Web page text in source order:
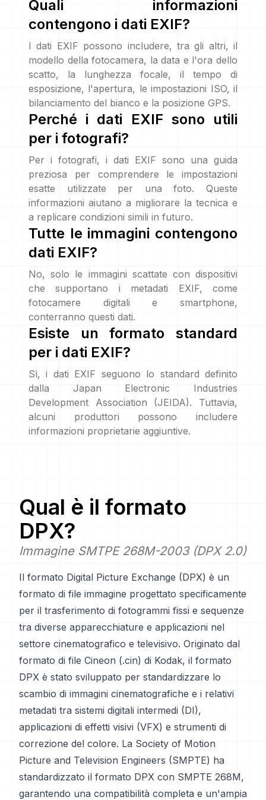
Quali informazioni
contengono i dati EXIF?
I dati EXIF possono includere, tra gli altri, il
modello della fotocamera, la data e l'ora dello
scatto, la lunghezza focale, il tempo di
esposizione, l'apertura, le impostazioni ISO, il
bilanciamento del bianco e la posizione GPS.
Perché i dati EXIF sono utili
per i fotografi?
Per i fotografi, i dati EXIF sono una guida
preziosa per comprendere le impostazioni
esatte utilizzate per una foto. Queste
informazioni aiutano a migliorare la tecnica e
a replicare condizioni simili in futuro.
Tutte le immagini contengono
dati EXIF?
No, solo le immagini scattate con dispositivi
che supportano i metadati EXIF, come
fotocamere digitali e smartphone,
conterranno questi dati.
Esiste un formato standard
per i dati EXIF?
Sì, i dati EXIF seguono lo standard definito
dalla Japan Electronic Industries
Development Association (JEIDA). Tuttavia,
alcuni produttori possono includere
informazioni proprietarie aggiuntive.
Qual è il formato
DPX?
Immagine SMTPE 268M-2003 (DPX 2.0)
Il formato Digital Picture Exchange (DPX) è un
formato di file immagine progettato specificamente
per il trasferimento di fotogrammi fissi e sequenze
tra diverse apparecchiature e applicazioni nel
settore cinematografico e televisivo. Originato dal
formato di file Cineon (.cin) di Kodak, il formato
DPX è stato sviluppato per standardizzare lo
scambio di immagini cinematografiche e i relativi
metadati tra sistemi digitali intermedi (DI),
applicazioni di effetti visivi (VFX) e strumenti di
correzione del colore. La Society of Motion
Picture and Television Engineers (SMPTE) ha
standardizzato il formato DPX con SMPTE 268M,
garantendo una compatibilità completa e un'ampia